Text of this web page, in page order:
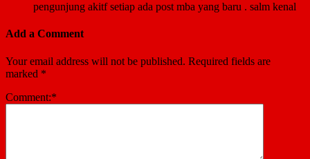
pengunjung akitf setiap ada post mba yang baru . salm kenal
Add a Comment
Your email address will not be published. Required fields are
marked *
Comment:*